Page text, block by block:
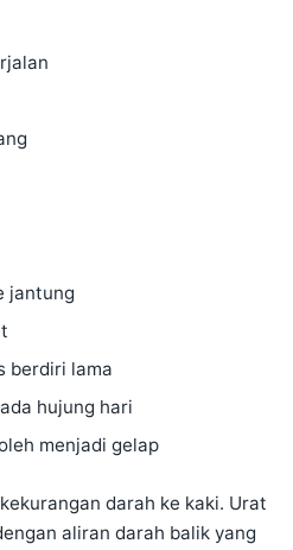
jantung
berdiri lama
hujung hari
menjadi gelap
darah ke kaki. Urat
aliran darah balik yang